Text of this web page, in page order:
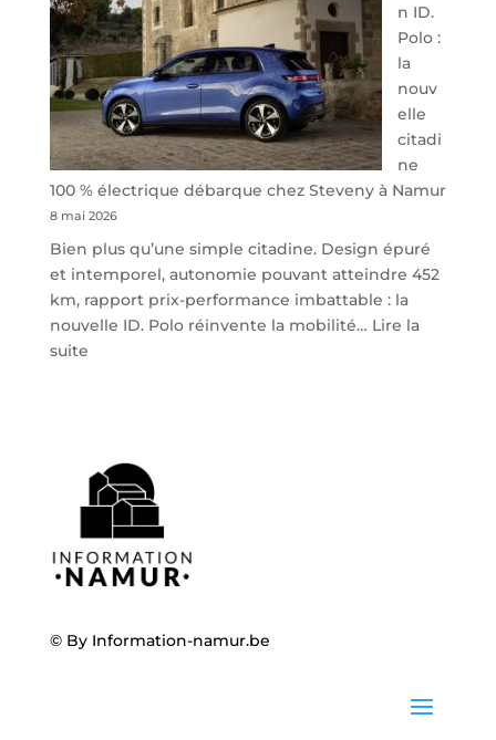
n ID.
Polo :
la
nouv
elle
citadi
ne
100 % électrique débarque chez Steveny à Namur
8 mai 2026
Bien plus qu’une simple citadine. Design épuré
et intemporel, autonomie pouvant atteindre 452
km, rapport prix-performance imbattable : la
nouvelle ID. Polo réinvente la mobilité… Lire la
suite:
la
nouvelle
citadine
100
%
débarque
© By Information-namur.be